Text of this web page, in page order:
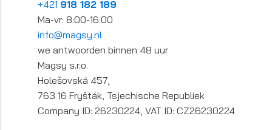
+421 918 182 189
Ma-vr: 8:00-16:00
info@magsy.nl
we antwoorden binnen 48 uur
Magsy s.r.o.
Holešovská 457,
763 16 Fryšták, Tsjechische Republiek
Company ID: 26230224, VAT ID: CZ26230224